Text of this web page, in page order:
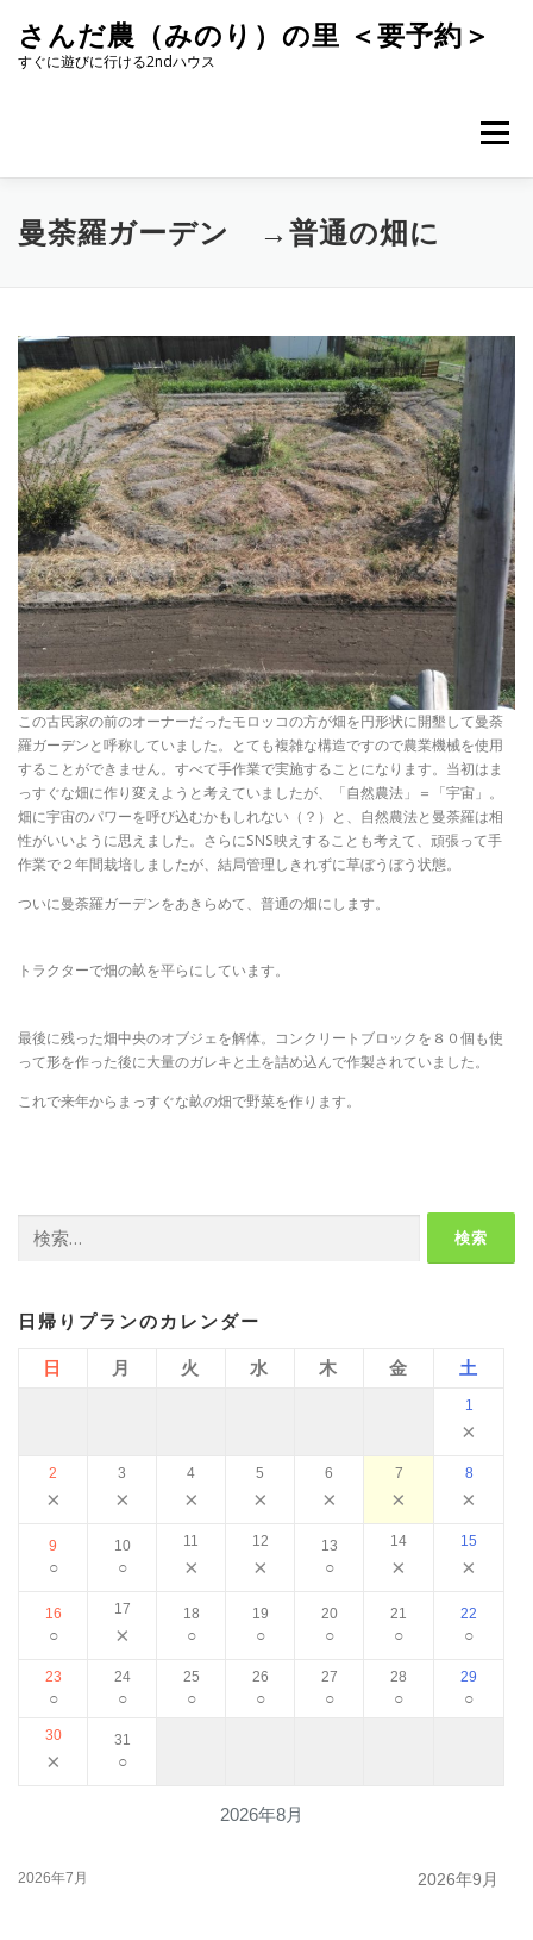
キ
さんだ農（みのり）の里 ＜要予約＞
すぐに遊びに行ける2ndハウス
メニュー
曼荼羅ガーデン →普通の畑に
この古民家の前のオーナーだったモロッコの方が畑を円形状に開墾して曼荼
羅ガーデンと呼称していました。とても複雑な構造ですので農業機械を使用
することができません。すべて手作業で実施することになります。当初はま
っすぐな畑に作り変えようと考えていましたが、「自然農法」＝「宇宙」。
畑に宇宙のパワーを呼び込むかもしれない（？）と、自然農法と曼荼羅は相
性がいいように思えました。さらにSNS映えすることも考えて、頑張って手
作業で２年間栽培しましたが、結局管理しきれずに草ぼうぼう状態。
ついに曼荼羅ガーデンをあきらめて、普通の畑にします。
トラクターで畑の畝を平らにしています。
最後に残った畑中央のオブジェを解体。コンクリートブロックを８０個も使
って形を作った後に大量のガレキと土を詰め込んで作製されていました。
これで来年からまっすぐな畝の畑で野菜を作ります。
索:
日帰りプランのカレンダー
2026年8月
日 月 火 水 木 金 土
1
×
2
×
3
×
4
×
5
×
6
×
7
×
8
×
9
○
10
○
11
×
12
×
13
○
14
×
15
×
16
○
17
×
18
○
19
○
20
○
21
○
22
○
23
○
24
○
25
○
26
○
27
○
28
○
29
○
30
×
31
○
2026年7月 2026年9月